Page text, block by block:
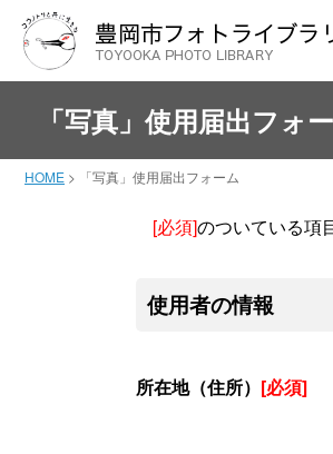
「写真」使用届出フォ
HOME > 「写真」使用届出フォーム
[必須]のついている項
使用者の情報
所在地（住所） [必須]